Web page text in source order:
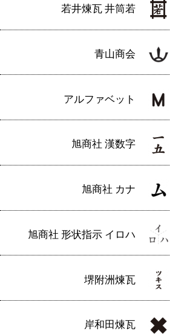
若井煉瓦 井筒若
青山商会
アルファベット
旭商社 漢数字
旭商社 カナ
旭商社 形状指示 イロハ
堺附洲煉瓦
岸和田煉瓦